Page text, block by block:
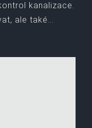
kanalizace.
ale také...